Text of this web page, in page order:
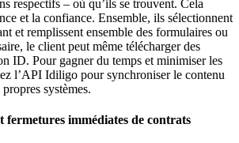
respectifs – où qu’ils se trouvent. Cela
et la confiance. Ensemble, ils sélectionnent
et remplissent ensemble des formulaires ou
le client peut même télécharger des
ID. Pour gagner du temps et minimiser les
l’API Idiligo pour synchroniser le contenu
systèmes.
fermetures immédiates de contrats